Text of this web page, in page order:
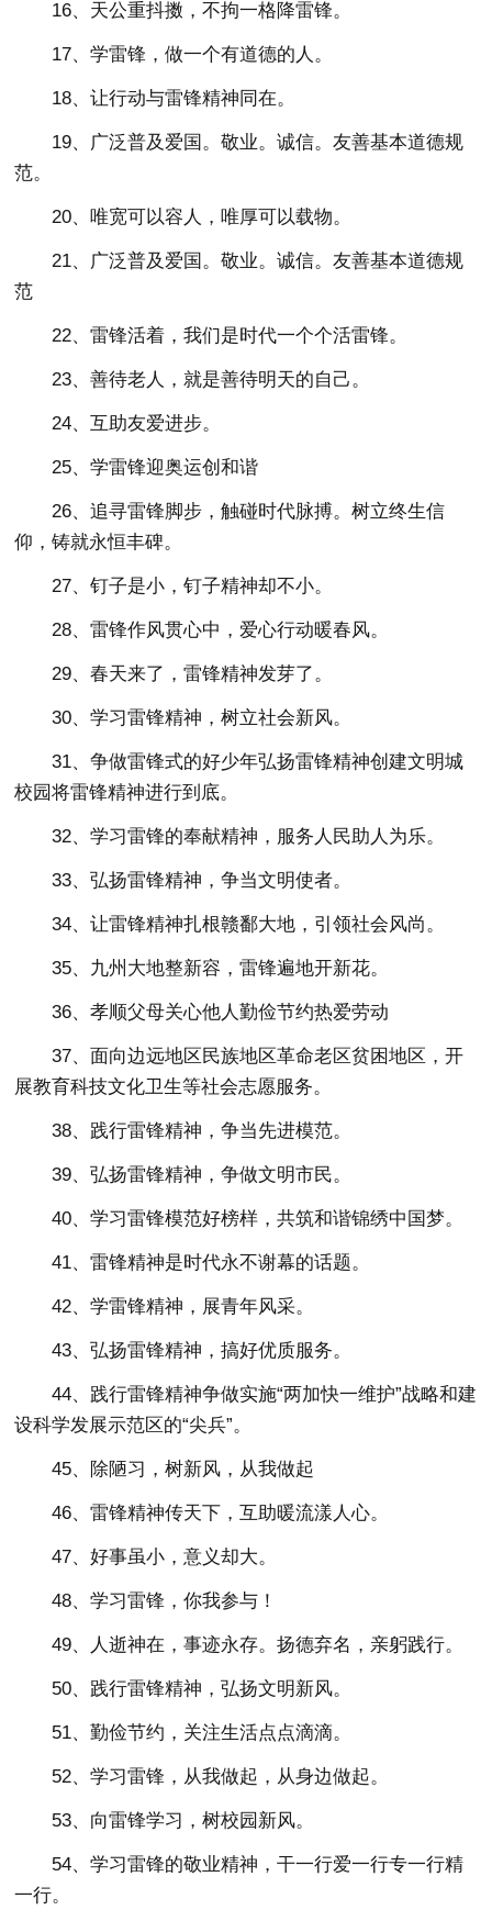
16、天公重抖擞，不拘一格降雷锋。
17、学雷锋，做一个有道德的人。
18、让行动与雷锋精神同在。
19、广泛普及爱国。敬业。诚信。友善基本道德规
范。
20、唯宽可以容人，唯厚可以载物。
21、广泛普及爱国。敬业。诚信。友善基本道德规
范
22、雷锋活着，我们是时代一个个活雷锋。
23、善待老人，就是善待明天的自己。
24、互助友爱进步。
25、学雷锋迎奥运创和谐
26、追寻雷锋脚步，触碰时代脉搏。树立终生信
仰，铸就永恒丰碑。
27、钉子是小，钉子精神却不小。
28、雷锋作风贯心中，爱心行动暖春风。
29、春天来了，雷锋精神发芽了。
30、学习雷锋精神，树立社会新风。
31、争做雷锋式的好少年弘扬雷锋精神创建文明城
校园将雷锋精神进行到底。
32、学习雷锋的奉献精神，服务人民助人为乐。
33、弘扬雷锋精神，争当文明使者。
34、让雷锋精神扎根赣鄱大地，引领社会风尚。
35、九州大地整新容，雷锋遍地开新花。
36、孝顺父母关心他人勤俭节约热爱劳动
37、面向边远地区民族地区革命老区贫困地区，开
展教育科技文化卫生等社会志愿服务。
38、践行雷锋精神，争当先进模范。
39、弘扬雷锋精神，争做文明市民。
40、学习雷锋模范好榜样，共筑和谐锦绣中国梦。
41、雷锋精神是时代永不谢幕的话题。
42、学雷锋精神，展青年风采。
43、弘扬雷锋精神，搞好优质服务。
44、践行雷锋精神争做实施“两加快一维护”战略和建
设科学发展示范区的“尖兵”。
45、除陋习，树新风，从我做起
46、雷锋精神传天下，互助暖流漾人心。
47、好事虽小，意义却大。
48、学习雷锋，你我参与！
49、人逝神在，事迹永存。扬德弃名，亲躬践行。
50、践行雷锋精神，弘扬文明新风。
51、勤俭节约，关注生活点点滴滴。
52、学习雷锋，从我做起，从身边做起。
53、向雷锋学习，树校园新风。
54、学习雷锋的敬业精神，干一行爱一行专一行精
一行。